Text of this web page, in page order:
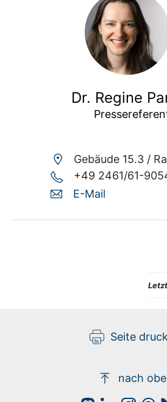
Dr. Regine
Gebäude 15.3 /
+49 2461/61-
E-Mail
Seite
nach